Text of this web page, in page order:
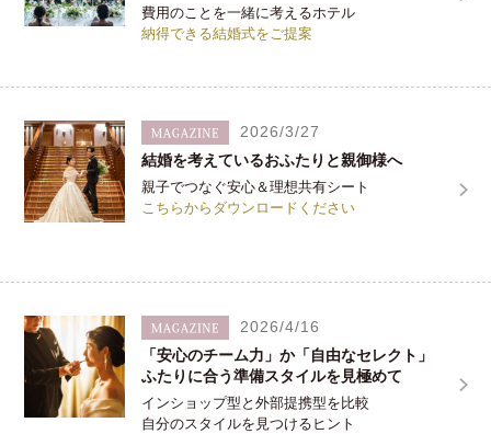
費用のことを一緒に考えるホテル
納得できる結婚式をご提案
2026/3/27
結婚を考えているおふたりと親御様へ
親子でつなぐ安心＆理想共有シート
こちらからダウンロードください
2026/4/16
「安心のチーム力」か「自由なセレクト」
ふたりに合う準備スタイルを見極めて
インショップ型と外部提携型を比較
自分のスタイルを見つけるヒント